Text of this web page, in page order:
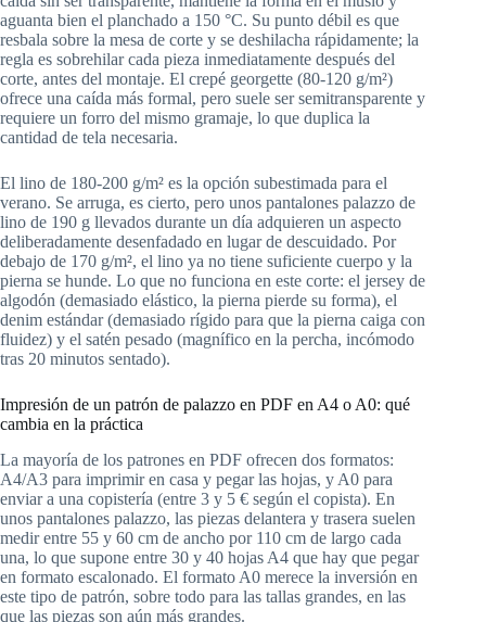
aguanta bien el planchado a 150 °C. Su punto débil es que
resbala sobre la mesa de corte y se deshilacha rápidamente; la
regla es sobrehilar cada pieza inmediatamente después del
corte, antes del montaje. El crepé georgette (80-120 g/m²)
ofrece una caída más formal, pero suele ser semitransparente y
requiere un forro del mismo gramaje, lo que duplica la
cantidad de tela necesaria.
El lino de 180-200 g/m² es la opción subestimada para el
verano. Se arruga, es cierto, pero unos pantalones palazzo de
lino de 190 g llevados durante un día adquieren un aspecto
deliberadamente desenfadado en lugar de descuidado. Por
debajo de 170 g/m², el lino ya no tiene suficiente cuerpo y la
pierna se hunde. Lo que no funciona en este corte: el jersey de
algodón (demasiado elástico, la pierna pierde su forma), el
denim estándar (demasiado rígido para que la pierna caiga con
fluidez) y el satén pesado (magnífico en la percha, incómodo
tras 20 minutos sentado).
Impresión de un patrón de palazzo en PDF en A4 o A0: qué
cambia en la práctica
La mayoría de los patrones en PDF ofrecen dos formatos:
A4/A3 para imprimir en casa y pegar las hojas, y A0 para
enviar a una copistería (entre 3 y 5 € según el copista). En
unos pantalones palazzo, las piezas delantera y trasera suelen
medir entre 55 y 60 cm de ancho por 110 cm de largo cada
una, lo que supone entre 30 y 40 hojas A4 que hay que pegar
en formato escalonado. El formato A0 merece la inversión en
este tipo de patrón, sobre todo para las tallas grandes, en las
que las piezas son aún más grandes.